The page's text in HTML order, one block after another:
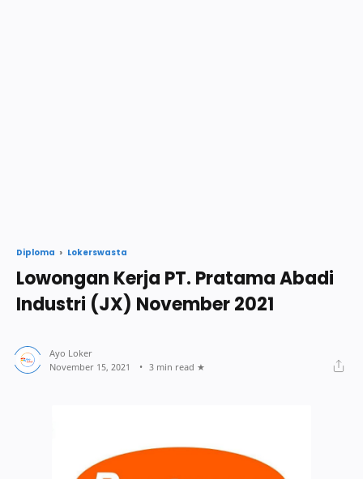
Diploma Lokerswasta
Lowongan Kerja PT. Pratama Abadi
Industri (JX) November 2021
3 min read